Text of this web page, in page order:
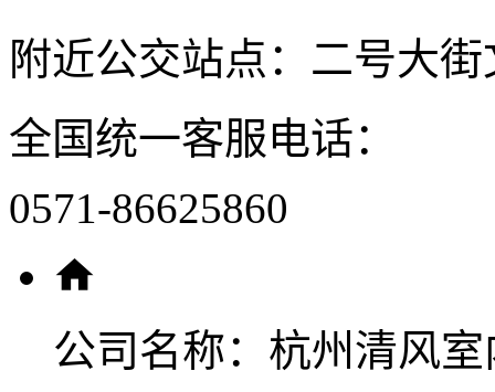
附近公交站点：二号大
全国统一客服电话：
0571-86625860
公司名称： 杭州清风